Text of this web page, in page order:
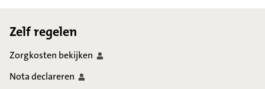
Zelf regelen
Zorgkosten bekijken
Notadeclareren